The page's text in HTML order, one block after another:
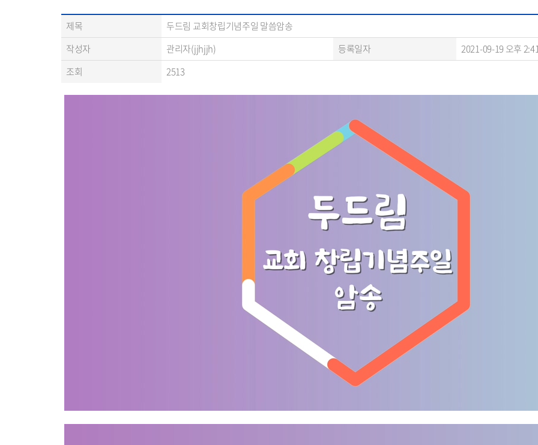
제목
두드림 교회창립기념주일 말씀암송
작성자
관리자(jjhjjh) 등록일자
2021-09-19 오후
조회
2513